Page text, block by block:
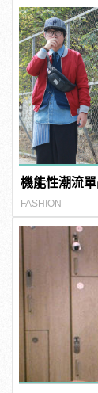
機能性潮流
FASHION